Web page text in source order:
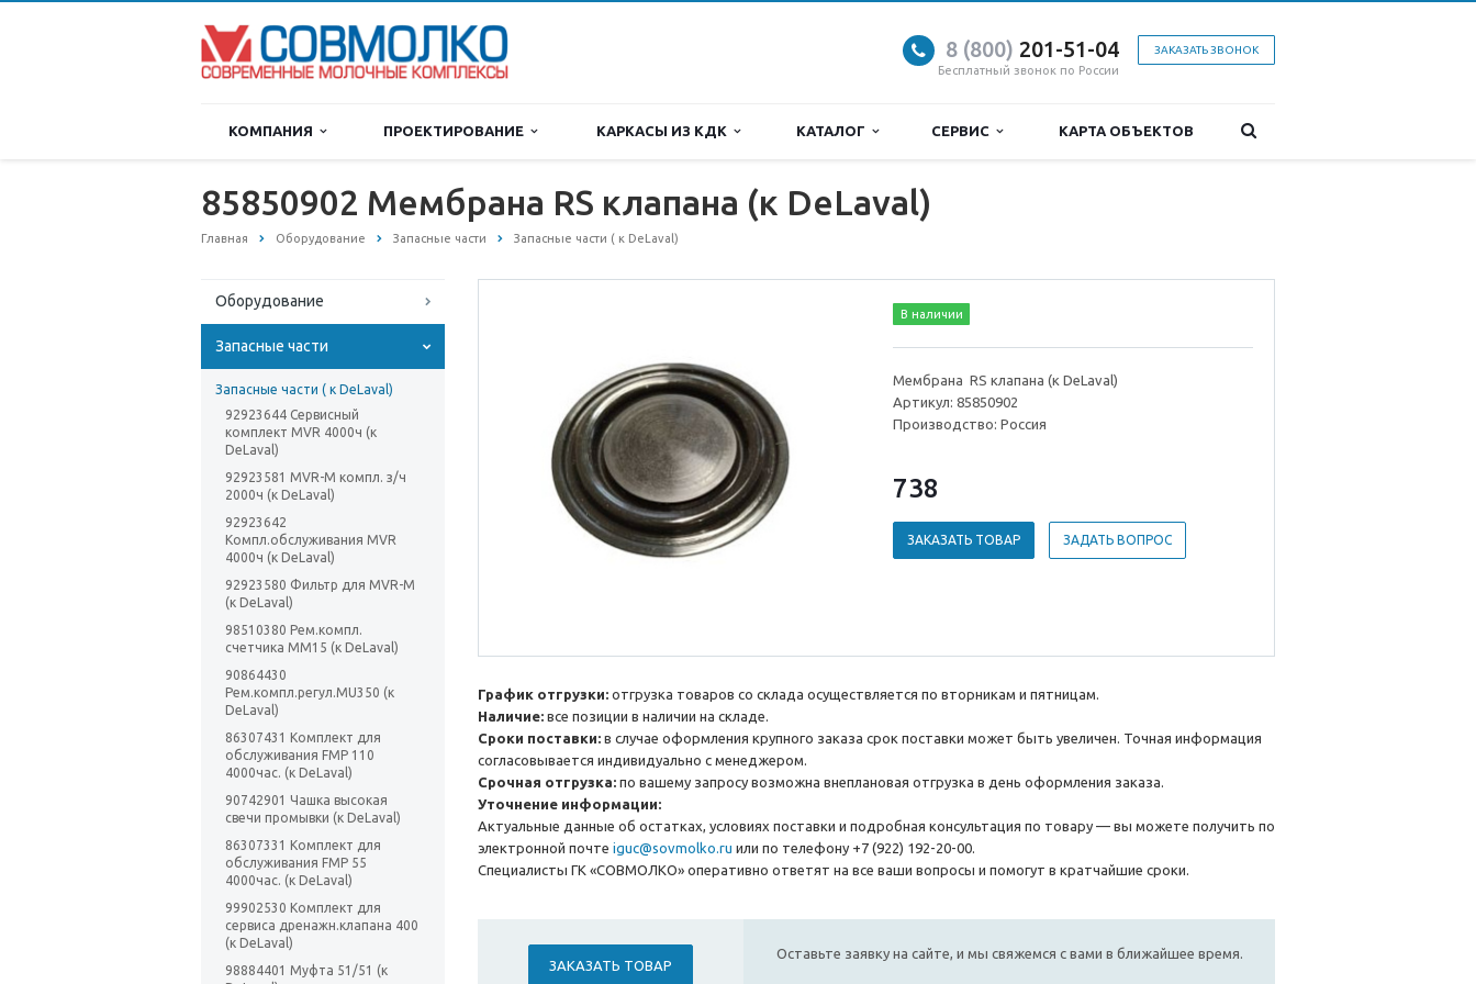
ЗАКАЗАТЬ ЗВОНОК
8 (800) 201-51-04
Бесплатный звонок по России
КОМПАНИЯ ПРОЕКТИРОВАНИЕ КАРКАСЫ ИЗ КДК КАТАЛОГ СЕРВИС КАРТА ОБЪЕКТОВ
85850902 Мембрана RS клапана (к DeLaval)
Главная Оборудование Запасные части Запасные части ( к DeLaval)
Оборудование
Запасные части
Запасные части ( к DeLaval)
92923644 Сервисный
комплект MVR 4000ч (к
DeLaval)
92923581 MVR-M компл. з/ч
2000ч (к DeLaval)
92923642
Компл.обслуживания MVR
4000ч (к DeLaval)
92923580 Фильтр для MVR-M
(к DeLaval)
98510380 Рем.компл.
счетчика ММ15 (к DeLaval)
90864430
Рем.компл.регул.MU350 (к
DeLaval)
86307431 Комплект для
обслуживания FMP 110
4000час. (к DeLaval)
90742901 Чашка высокая
свечи промывки (к DeLaval)
86307331 Комплект для
обслуживания FMP 55
4000час. (к DeLaval)
99902530 Комплект для
сервиса дренажн.клапана 400
(к DeLaval)
98884401 Муфта 51/51 (к
В наличии
Мембрана RS клапана (к DeLaval)
Артикул: 85850902
Производство: Россия
738
ЗАКАЗАТЬ ТОВАР ЗАДАТЬ ВОПРОС
График отгрузки: отгрузка товаров со склада осуществляется по вторникам и пятницам.
Наличие: все позиции в наличии на складе.
Сроки поставки: в случае оформления крупного заказа срок поставки может быть увеличен. Точная информация
согласовывается индивидуально с менеджером.
Срочная отгрузка: по вашему запросу возможна внеплановая отгрузка в день оформления заказа.
Уточнение информации:
Актуальные данные об остатках, условиях поставки и подробная консультация по товару — вы можете получить по
электронной почте iguc@sovmolko.ru или по телефону +7 (922) 192-20-00.
Специалисты ГК «СОВМОЛКО» оперативно ответят на все ваши вопросы и помогут в кратчайшие сроки.
ЗАКАЗАТЬ ТОВАР
Оставьте заявку на сайте, и мы свяжемся с вами в ближайшее время.